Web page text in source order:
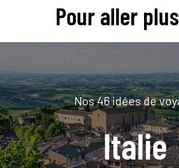
Pour aller
Nos 46 idées de
Italie